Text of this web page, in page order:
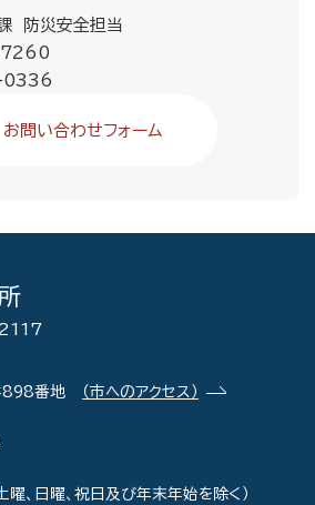
防災安全担当
0336
お問い合わせフォーム
898番地
（市へのアクセス）
、日曜、祝日及び年末年始を除く）